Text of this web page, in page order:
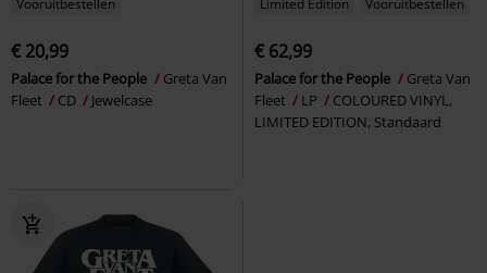
Vooruitbestellen
€ 20,99
Palace for the People
Greta Van
Fleet
CD Jewelcase
Limited Edition Vooruitbestellen
€ 62,99
Palace for the People
Greta Van
Fleet
LP
COLOURED VINYL,
LIMITED EDITION, Standaard